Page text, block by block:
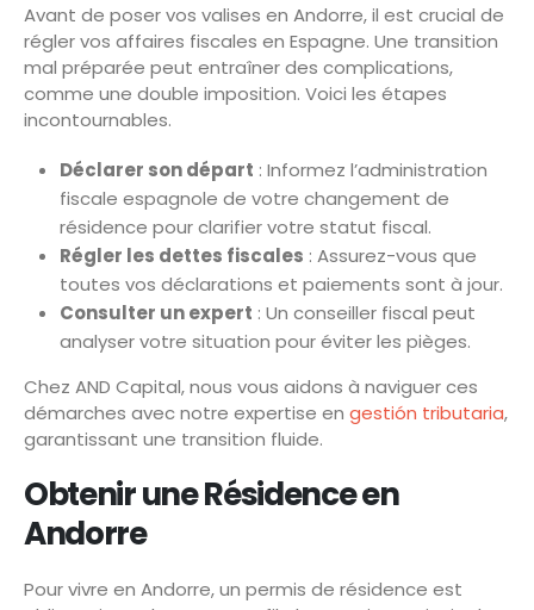
Avant de poser vos valises en Andorre, il est crucial de
régler vos affaires fiscales en Espagne. Une transition
mal préparée peut entraîner des complications,
comme une double imposition. Voici les étapes
incontournables.
Déclarer son départ : Informez l’administration
fiscale espagnole de votre changement de
résidence pour clarifier votre statut fiscal.
Régler les dettes fiscales : Assurez-vous que
toutes vos déclarations et paiements sont à jour.
Consulter un expert : Un conseiller fiscal peut
analyser votre situation pour éviter les pièges.
Chez AND Capital, nous vous aidons à naviguer ces
démarches avec notre expertise en gestión tributaria,
garantissant une transition fluide.
Obtenir une Résidence en
Andorre
Pour vivre en Andorre, un permis de résidence est